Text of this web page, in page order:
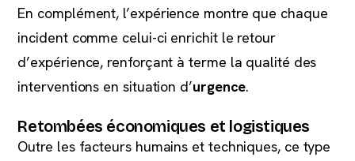
En complément, l’expérience montre que chaque
incident comme celui-ci enrichit le retour
d’expérience, renforçant à terme la qualité des
interventions en situation d’urgence.
Retombées économiques et logistiques
Outre les facteurs humains et techniques, ce type